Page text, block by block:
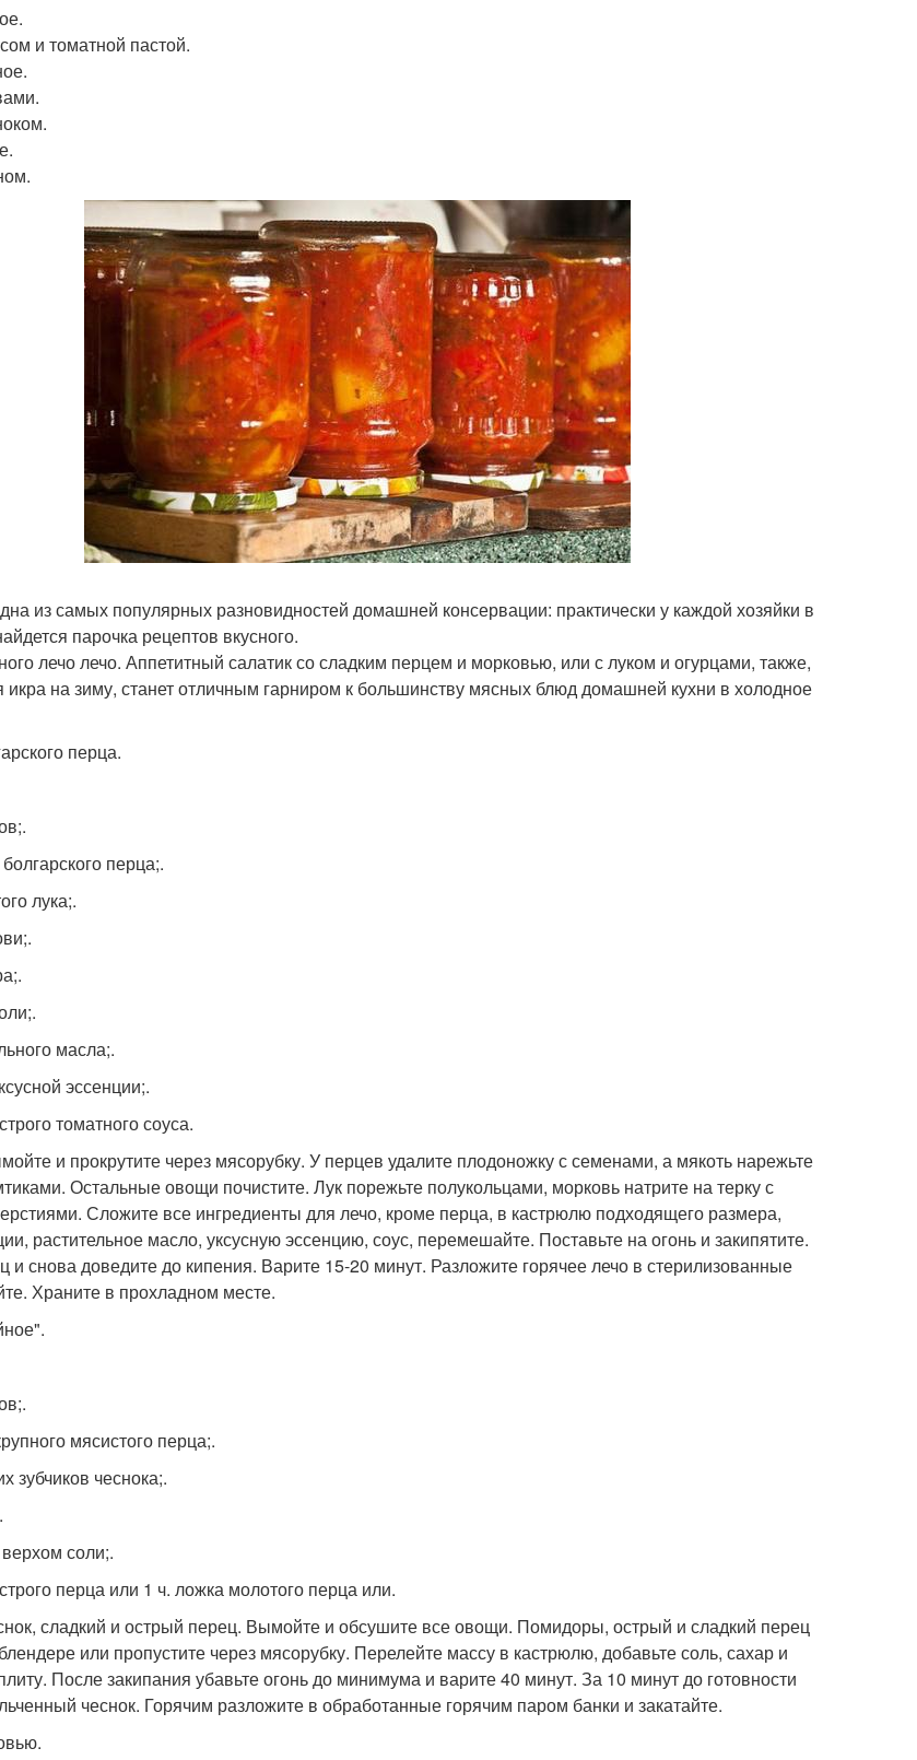
и томатной пастой.
из самых популярных разновидностей домашней консервации: практически у каждой хозяйки в
парочка рецептов вкусного.
лечо лечо. Аппетитный салатик со сладким перцем и морковью, или с луком и огурцами, также,
икра на зиму, станет отличным гарниром к большинству мясных блюд домашней кухни в холодное
перца.
перца;.
лука;.
масла;.
эссенции;.
томатного соуса.
и прокрутите через мясорубку. У перцев удалите плодоножку с семенами, а мякоть нарежьте
Остальные овощи почистите. Лук порежьте полукольцами, морковь натрите на терку с
Сложите все ингредиенты для лечо, кроме перца, в кастрюлю подходящего размера,
растительное масло, уксусную эссенцию, соус, перемешайте. Поставьте на огонь и закипятите.
и снова доведите до кипения. Варите 15-20 минут. Разложите горячее лечо в стерилизованные
Храните в прохладном месте.
мясистого перца;.
зубчиков чеснока;.
соли;.
перца или 1 ч. ложка молотого перца или.
сладкий и острый перец. Вымойте и обсушите все овощи. Помидоры, острый и сладкий перец
или пропустите через мясорубку. Перелейте массу в кастрюлю, добавьте соль, сахар и
После закипания убавьте огонь до минимума и варите 40 минут. За 10 минут до готовности
чеснок. Горячим разложите в обработанные горячим паром банки и закатайте.